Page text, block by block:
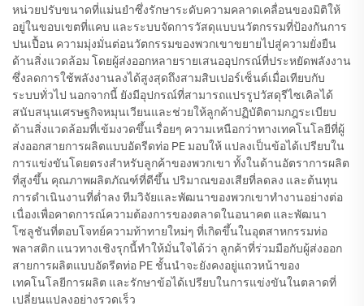
หน่วยปรับขนาดที่แม่นยำซึ่งรักษาระดับความคลาดเคลื่อนของมิติให้
อยู่ในขอบเขตที่แคบ และระบบจัดการวัสดุแบบนวัตกรรมที่ป้องกันการ
ปนเปื้อน ความมุ่งมั่นต่อนวัตกรรมของพวกเขาขยายไปสู่ความยั่งยืน
ด้านสิ่งแวดล้อม โดยผู้ส่งออกหลายรายเสนออุปกรณ์ที่ประหยัดพลังงาน
ซึ่งลดการใช้พลังงานลงได้สูงสุดถึงสามสิบเปอร์เซ็นต์เมื่อเทียบกับ
ระบบทั่วไป นอกจากนี้ ยังมีอุปกรณ์ที่สามารถแปรรูปวัสดุรีไซเคิลได้
สนับสนุนเศรษฐกิจหมุนเวียนและช่วยให้ลูกค้าปฏิบัติตามกฎระเบียบ
ด้านสิ่งแวดล้อมที่เข้มงวดขึ้นเรื่อยๆ ความเหนือกว่าทางเทคโนโลยีที่ผู้
ส่งออกสายการผลิตแบบอัดรีดท่อ PE มอบให้ แปลงเป็นข้อได้เปรียบใน
การแข่งขันโดยตรงสำหรับลูกค้าของพวกเขา ทั้งในด้านอัตราการผลิต
ที่สูงขึ้น คุณภาพผลิตภัณฑ์ที่ดีขึ้น ปริมาณของเสียที่ลดลง และต้นทุน
การดำเนินงานที่ต่ำลง ทีมวิจัยและพัฒนาของพวกเขาทำงานอย่างต่อ
เนื่องเพื่อคาดการณ์ความต้องการของตลาดในอนาคต และพัฒนา
โซลูชันที่ตอบโจทย์ความท้าทายใหม่ๆ ที่เกิดขึ้นในอุตสาหกรรมท่อ
พลาสติก แนวทางเชิงรุกนี้ทำให้มั่นใจได้ว่า ลูกค้าที่ร่วมมือกับผู้ส่งออก
สายการผลิตแบบอัดรีดท่อ PE ชั้นนำจะยังคงอยู่แถวหน้าของ
เทคโนโลยีการผลิต และรักษาข้อได้เปรียบในการแข่งขันในตลาดที่
เปลี่ยนแปลงอย่างรวดเร็ว